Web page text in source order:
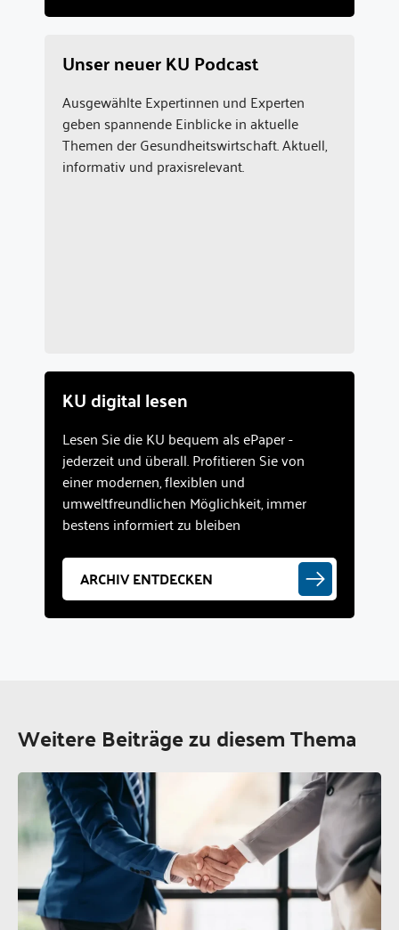
Unser neuer KU Podcast
Ausgewählte Expertinnen und Experten
geben spannende Einblicke in aktuelle
Themen der Gesundheitswirtschaft. Aktuell,
informativ und praxisrelevant.
KU digital lesen
Lesen Sie die KU bequem als ePaper -
jederzeit und überall. Profitieren Sie von
einer modernen, flexiblen und
umweltfreundlichen Möglichkeit, immer
bestens informiert zu bleiben
ARCHIV ENTDECKEN
Weitere Beiträge zu diesem Thema